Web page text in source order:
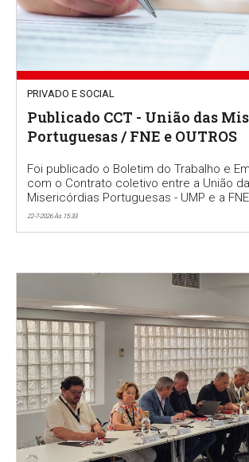
PRIVADO E SOCIAL
Publicado CCT - União das
Portuguesas / FNE e OUTROS
Foi publicado o Boletim do Trabalho e
com o Contrato coletivo entre a União
Misericórdias Portuguesas - UMP e a
22-7-2026 Às 15:33